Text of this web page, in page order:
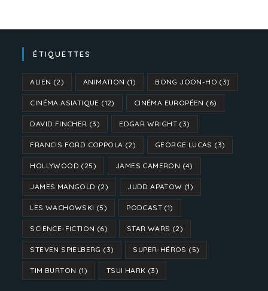
ÉTIQUETTES
ALIEN (2) ANIMATION (1) BONG JOON-HO (3)
CINÉMA ASIATIQUE (12) CINÉMA EUROPÉEN (6)
DAVID FINCHER (3) EDGAR WRIGHT (3)
FRANCIS FORD COPPOLA (2) GEORGE LUCAS (3)
HOLLYWOOD (25) JAMES CAMERON (4)
JAMES MANGOLD (2) JUDD APATOW (1)
LES WACHOWSKI (5) PODCAST (1)
SCIENCE-FICTION (6) STAR WARS (2)
STEVEN SPIELBERG (3) SUPER-HÉROS (5)
TIM BURTON (1) TSUI HARK (3)